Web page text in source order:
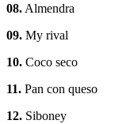
08.Almendra
09. My rival
10. Coco seco
11. Pan con queso
12. Siboney